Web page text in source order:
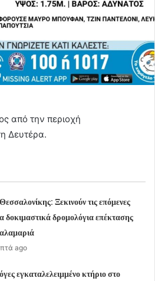
από την περιοχή
Δευτέρα.
Ξεκινούν τις επόμενες
δοκιμαστικά δρομολόγια επέκτασης
ago
εγκαταλελειμμένο κτήριο στο